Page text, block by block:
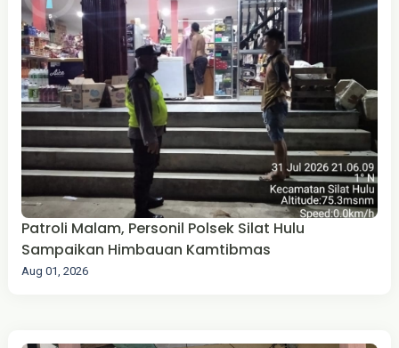
Patroli Malam, Personil Polsek Silat Hulu
Sampaikan Himbauan Kamtibmas
Aug 01, 2026